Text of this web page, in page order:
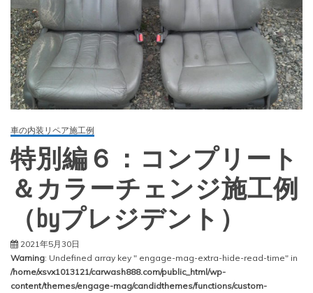
車の内装リペア施工例
特別編６：コンプリート
＆カラーチェンジ施工例
（byプレジデント）
2021年5月30日
Warning: Undefined array key " engage-mag-extra-hide-read-time" in
/home/xsvx1013121/carwash888.com/public_html/wp-
content/themes/engage-mag/candidthemes/functions/custom-